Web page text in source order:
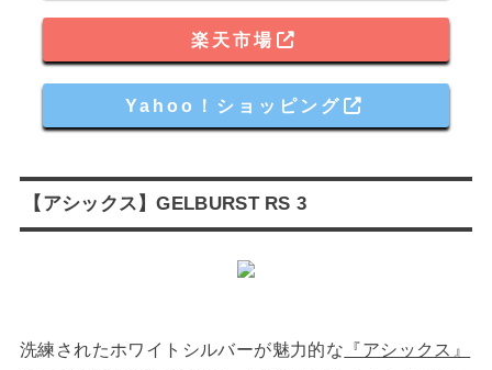
楽天市場
Yahoo！ショッピング
【アシックス】GELBURST RS 3
洗練されたホワイトシルバーが魅力的な 『アシックス』